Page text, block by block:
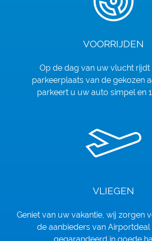
VOORRIJDEN
Op de dag van uw vlucht rijdt
parkeerplaats van de gekozen
parkeert u uw auto simpel en
VLIEGEN
Geniet van uw vakantie, wij zorgen
de aanbieders van